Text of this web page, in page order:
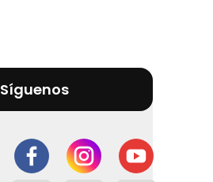
Síguenos